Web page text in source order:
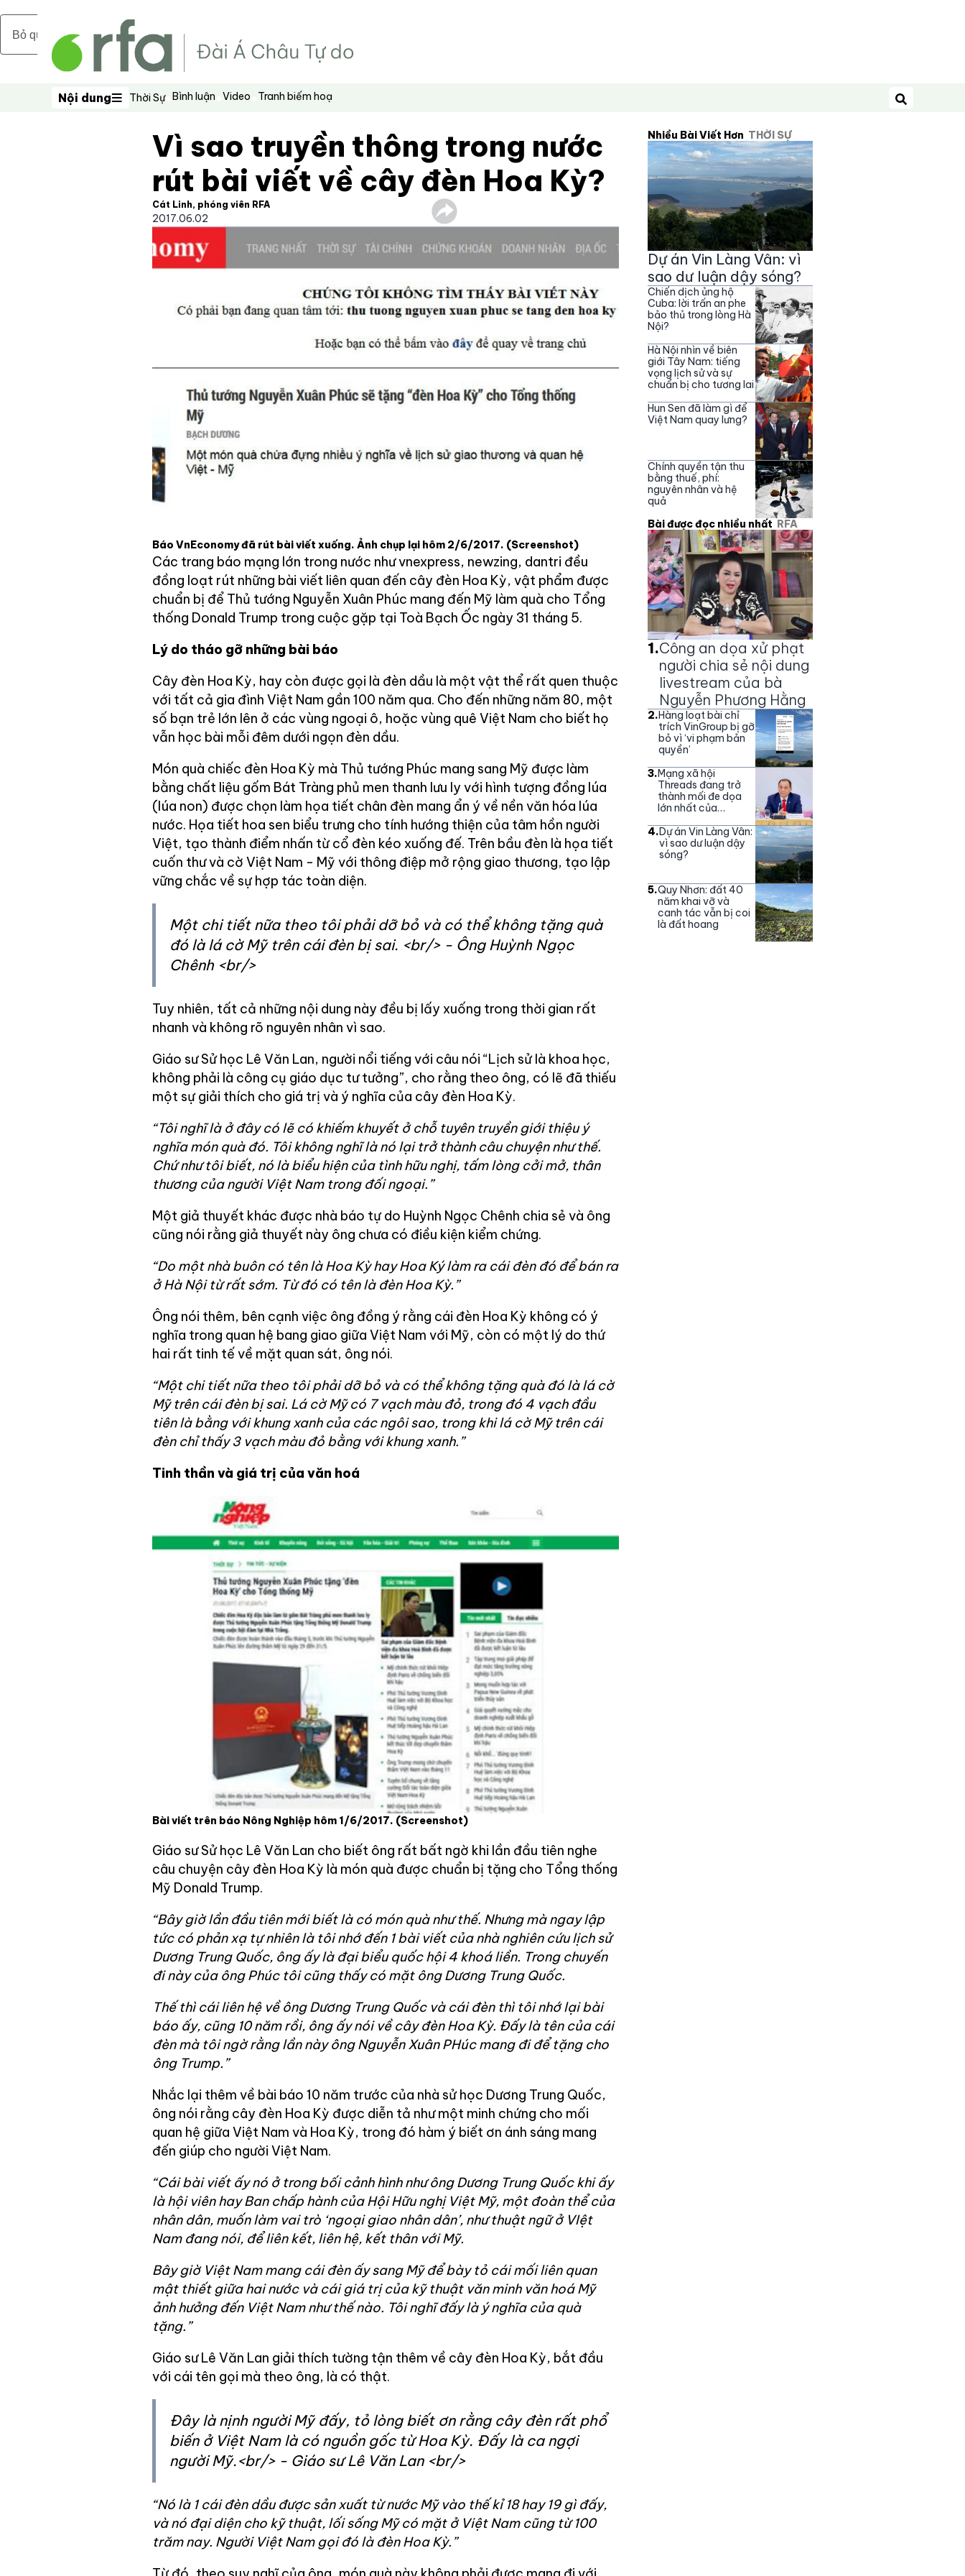
Bỏ qua nội dung chính
Nội dung
Nội dung Thời Sự Bình luận Video Tranh biếm hoạ
Tìm kiếm
Vì sao truyền thông trong nước
rút bài viết về cây đèn Hoa Kỳ?
Cát Linh, phóng viên RFA
2017.06.02
Báo VnEconomy đã rút bài viết xuống. Ảnh chụp lại hôm 2/6/2017. (Screenshot)
Các trang báo mạng lớn trong nước như vnexpress, newzing, dantri đều
đồng loạt rút những bài viết liên quan đến cây đèn Hoa Kỳ, vật phẩm được
chuẩn bị để Thủ tướng Nguyễn Xuân Phúc mang đến Mỹ làm quà cho Tổng
thống Donald Trump trong cuộc gặp tại Toà Bạch Ốc ngày 31 tháng 5.
Lý do tháo gỡ những bài báo
Cây đèn Hoa Kỳ, hay còn được gọi là đèn dầu là một vật thể rất quen thuộc
với tất cả gia đình Việt Nam gần 100 năm qua. Cho đến những năm 80, một
số bạn trẻ lớn lên ở các vùng ngoại ô, hoặc vùng quê Việt Nam cho biết họ
vẫn học bài mỗi đêm dưới ngọn đèn dầu.
Món quà chiếc đèn Hoa Kỳ mà Thủ tướng Phúc mang sang Mỹ được làm
bằng chất liệu gốm Bát Tràng phủ men thanh lưu ly với hình tượng đồng lúa
(lúa non) được chọn làm họa tiết chân đèn mang ẩn ý về nền văn hóa lúa
nước. Họa tiết hoa sen biểu trưng cho tính hướng thiện của tâm hồn người
Việt, tạo thành điểm nhấn từ cổ đèn kéo xuống đế. Trên bầu đèn là họa tiết
cuốn thư và cờ Việt Nam - Mỹ với thông điệp mở rộng giao thương, tạo lập
vững chắc về sự hợp tác toàn diện.
Một chi tiết nữa theo tôi phải dỡ bỏ và có thể không tặng quà
đó là lá cờ Mỹ trên cái đèn bị sai. <br/> - Ông Huỳnh Ngọc
Chênh <br/>
Tuy nhiên, tất cả những nội dung này đều bị lấy xuống trong thời gian rất
nhanh và không rõ nguyên nhân vì sao.
Giáo sư Sử học Lê Văn Lan, người nổi tiếng với câu nói “Lịch sử là khoa học,
không phải là công cụ giáo dục tư tưởng”, cho rằng theo ông, có lẽ đã thiếu
một sự giải thích cho giá trị và ý nghĩa của cây đèn Hoa Kỳ.
“Tôi nghĩ là ở đây có lẽ có khiếm khuyết ở chỗ tuyên truyền giới thiệu ý
nghĩa món quà đó. Tôi không nghĩ là nó lại trở thành câu chuyện như thế.
Chứ như tôi biết, nó là biểu hiện của tình hữu nghị, tấm lòng cởi mở, thân
thương của người Việt Nam trong đối ngoại.”
Một giả thuyết khác được nhà báo tự do Huỳnh Ngọc Chênh chia sẻ và ông
cũng nói rằng giả thuyết này ông chưa có điều kiện kiểm chứng.
“Do một nhà buôn có tên là Hoa Kỳ hay Hoa Ký làm ra cái đèn đó để bán ra
ở Hà Nội từ rất sớm. Từ đó có tên là đèn Hoa Kỳ.”
Ông nói thêm, bên cạnh việc ông đồng ý rằng cái đèn Hoa Kỳ không có ý
nghĩa trong quan hệ bang giao giữa Việt Nam với Mỹ, còn có một lý do thứ
hai rất tinh tế về mặt quan sát, ông nói.
“Một chi tiết nữa theo tôi phải dỡ bỏ và có thể không tặng quà đó là lá cờ
Mỹ trên cái đèn bị sai. Lá cờ Mỹ có 7 vạch màu đỏ, trong đó 4 vạch đầu
tiên là bằng với khung xanh của các ngôi sao, trong khi lá cờ Mỹ trên cái
đèn chỉ thấy 3 vạch màu đỏ bằng với khung xanh.”
Tinh thần và giá trị của văn hoá
Bài viết trên báo Nông Nghiệp hôm 1/6/2017. (Screenshot)
Giáo sư Sử học Lê Văn Lan cho biết ông rất bất ngờ khi lần đầu tiên nghe
câu chuyện cây đèn Hoa Kỳ là món quà được chuẩn bị tặng cho Tổng thống
Mỹ Donald Trump.
“Bây giờ lần đầu tiên mới biết là có món quà như thế. Nhưng mà ngay lập
tức có phản xạ tự nhiên là tôi nhớ đến 1 bài viết của nhà nghiên cứu lịch sử
Dương Trung Quốc, ông ấy là đại biểu quốc hội 4 khoá liền. Trong chuyến
đi này của ông Phúc tôi cũng thấy có mặt ông Dương Trung Quốc.
Thế thì cái liên hệ về ông Dương Trung Quốc và cái đèn thì tôi nhớ lại bài
báo ấy, cũng 10 năm rồi, ông ấy nói về cây đèn Hoa Kỳ. Đấy là tên của cái
đèn mà tôi ngờ rằng lần này ông Nguyễn Xuân PHúc mang đi để tặng cho
ông Trump.”
Nhắc lại thêm về bài báo 10 năm trước của nhà sử học Dương Trung Quốc,
ông nói rằng cây đèn Hoa Kỳ được diễn tả như một minh chứng cho mối
quan hệ giữa Việt Nam và Hoa Kỳ, trong đó hàm ý biết ơn ánh sáng mang
đến giúp cho người Việt Nam.
“Cái bài viết ấy nó ở trong bối cảnh hình như ông Dương Trung Quốc khi ấy
là hội viên hay Ban chấp hành của Hội Hữu nghị Việt Mỹ, một đoàn thể của
nhân dân, muốn làm vai trò ‘ngoại giao nhân dân’, như thuật ngữ ở VIệt
Nam đang nói, để liên kết, liên hệ, kết thân với Mỹ.
Bây giờ Việt Nam mang cái đèn ấy sang Mỹ để bày tỏ cái mối liên quan
mật thiết giữa hai nước và cái giá trị của kỹ thuật văn minh văn hoá Mỹ
ảnh hưởng đến Việt Nam như thế nào. Tôi nghĩ đấy là ý nghĩa của quà
tặng.”
Giáo sư Lê Văn Lan giải thích tường tận thêm về cây đèn Hoa Kỳ, bắt đầu
với cái tên gọi mà theo ông, là có thật.
Đây là nịnh người Mỹ đấy, tỏ lòng biết ơn rằng cây đèn rất phổ
biến ở Việt Nam là có nguồn gốc từ Hoa Kỳ. Đấy là ca ngợi
người Mỹ.<br/> - Giáo sư Lê Văn Lan <br/>
“Nó là 1 cái đèn dầu được sản xuất từ nước Mỹ vào thế kỉ 18 hay 19 gì đấy,
và nó đại diện cho kỹ thuật, lối sống Mỹ có mặt ở Việt Nam cũng từ 100
trăm nay. Người Việt Nam gọi đó là đèn Hoa Kỳ.”
Nhiều Bài Viết Hơn THỜI SỰ
Dự án Vin Làng Vân: vì
sao dư luận dậy sóng?
Chiến dịch ủng hộ
Cuba: lời trấn an phe
bảo thủ trong lòng Hà
Nội?
Hà Nội nhìn về biên
giới Tây Nam: tiếng
vọng lịch sử và sự
chuẩn bị cho tương lai
Hun Sen đã làm gì để
Việt Nam quay lưng?
Chính quyền tận thu
bằng thuế, phí:
nguyên nhân và hệ
quả
Bài được đọc nhiều nhất RFA
1.Công an dọa xử phạt
người chia sẻ nội dung
livestream của bà
Nguyễn Phương Hằng
2.Hàng loạt bài chỉ
trích VinGroup bị gỡ
bỏ vì ‘vi phạm bản
quyền’
3.Mạng xã hội
Threads đang trở
thành mối đe dọa
lớn nhất của
4.Dự án Vin Làng Vân:
vì sao dư luận dậy
sóng?
5.Quy Nhơn: đất 40
năm khai vỡ và
canh tác vẫn bị coi
là đất hoang